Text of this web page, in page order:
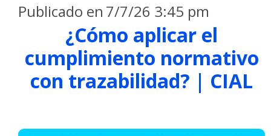
Publicado en 7/7/26 3:45 pm
¿Cómo aplicar el
cumplimiento normativo
con trazabilidad? | CIAL